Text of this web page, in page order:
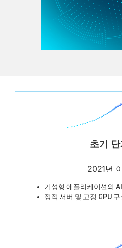
초기 단
2021년
기성형 애플리케이션의
정적 서버 및 고정 GPU 구